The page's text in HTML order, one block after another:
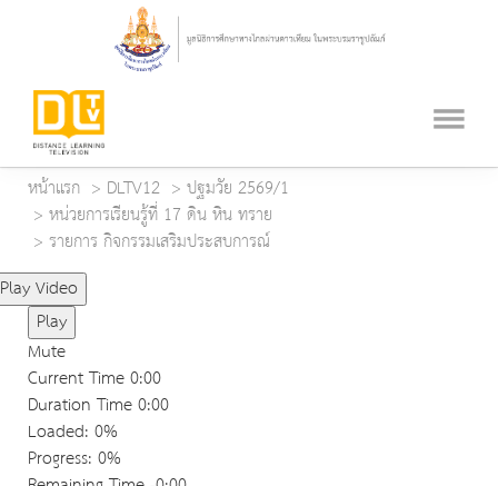
หน้าแรก DLTV12
ปฐมวัย 2569/1
หน่วยการเรียนรู้ที่ 17 ดิน หิน ทราย
รายการ กิจกรรมเสริมประสบการณ์
Play Video
Play
Mute
Current Time0:00
Duration Time0:00
Loaded: 0%
Progress: 0%